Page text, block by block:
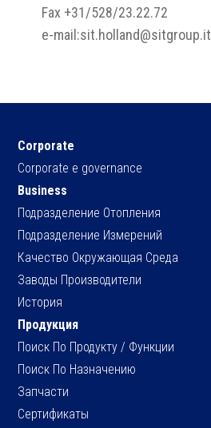
Fax +31/528/23.22.72
e-mail:sit.holland@sitgroup.it
Corporate
Corporate e governance
Business
Подразделение Отопления
Подразделение Измерений
Качество Окружающая Среда
Заводы Производители
История
Продукция
Поиск По Продукту / Функции
Поиск По Назначению
Запчасти
Сертификаты